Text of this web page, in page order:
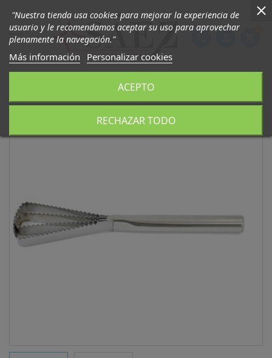

"Nuestra tienda usa cookies para mejorar la experiencia de
usuario y le recomendamos aceptar su uso para aprovechar
plenamente la navegación."
Más información Personalizar cookies
RECHAZAR TODO
ACEPTO